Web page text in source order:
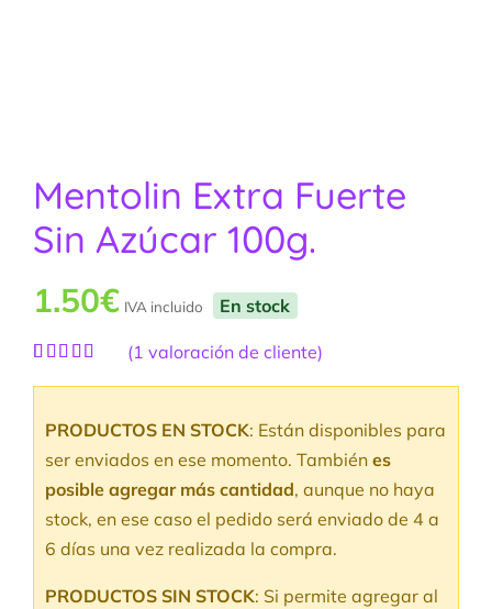
Mentolin Extra Fuerte
Sin Azúcar 100g.
1.50€ IVA incluido En stock
valoración
(1 valoración de cliente)
PRODUCTOS EN STOCK: Están disponibles para
ser enviados en ese momento. También es
posible agregar más cantidad, aunque no haya
stock, en ese caso el pedido será enviado de 4 a
6 días una vez realizada la compra.
PRODUCTOS SIN STOCK: Si permite agregar al